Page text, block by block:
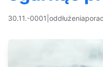
30.11.-0001 oddłużenia